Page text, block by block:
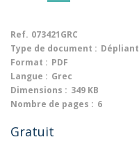
Ref. 073421GRC
Type de document : Dépliant
Format : PDF
Langue : Grec
Dimensions : 349 KB
Nombre de pages : 6
Gratuit